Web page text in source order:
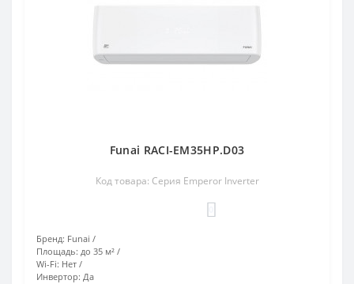
Funai RACI-EM35HP.D03
Код товара: Серия Emperor Inverter
Бренд: Funai
Площадь: до 35 м²
Wi-Fi: Нет
Инвертор: Да